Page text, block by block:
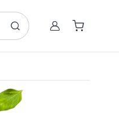
Account